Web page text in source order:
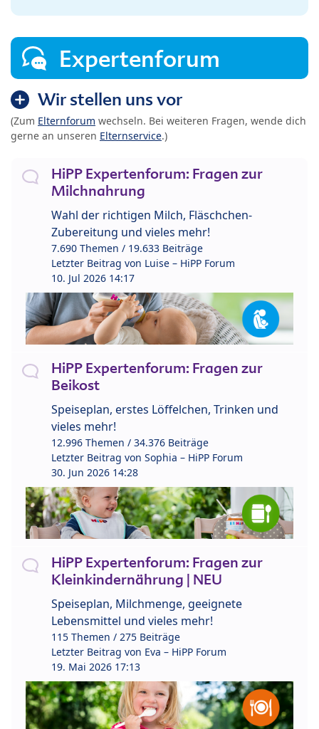
Expertenforum
Wir stellen uns vor
(Zum Elternforum wechseln. Bei weiteren Fragen, wende dich
gerne an unseren Elternservice.)
HiPP Expertenforum: Fragen zur
Milchnahrung
Wahl der richtigen Milch, Fläschchen-
Zubereitung und vieles mehr!
7.690 Themen / 19.633 Beiträge
Letzter Beitrag von Luise – HiPP Forum
10. Jul 2026 14:17
HiPP Expertenforum: Fragen zur
Beikost
Speiseplan, erstes Löffelchen, Trinken und
vieles mehr!
12.996 Themen / 34.376 Beiträge
Letzter Beitrag von Sophia – HiPP Forum
30. Jun 2026 14:28
HiPP Expertenforum: Fragen zur
Kleinkindernährung | NEU
Speiseplan, Milchmenge, geeignete
Lebensmittel und vieles mehr!
115 Themen / 275 Beiträge
Letzter Beitrag von Eva – HiPP Forum
19. Mai 2026 17:13